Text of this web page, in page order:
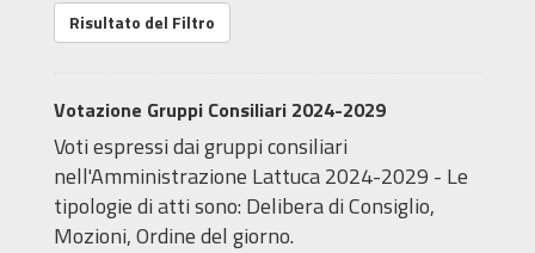
Risultato del Filtro
Votazione Gruppi Consiliari 2024-2029
Voti espressi dai gruppi consiliari
nell'Amministrazione Lattuca 2024-2029 - Le
tipologie di atti sono: Delibera di Consiglio,
Mozioni, Ordine del giorno.